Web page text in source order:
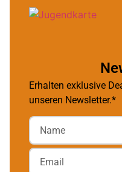
Erhalten exklusive
unseren Newsletter.*